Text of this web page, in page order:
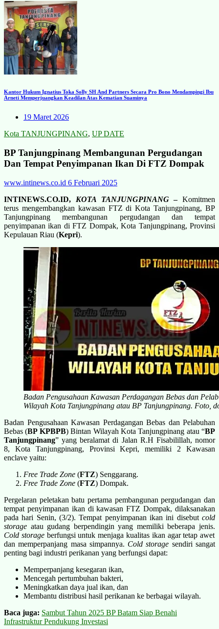
Kantor Hukum Ignatius Toka Solly SH And Partners Secara Pro Bono Mendampingi Ibu
Arneti Memperjuangkan Keadilan Atas Kematian Suaminya
19 Maret 2026
Kota TANJUNGPINANG, UP DATE
BP Tanjungpinang Membangunan Pergudangan
Dan Tempat Penyimpanan Ikan Di FTZ Dompak
www.intinews.co.id 6 Februari 2025
INTINEWS.CO.ID, KOTA TANJUNGPINANG–Komitmen
terus mengembangkan kawasan FTZ di Kota Tanjungpinang, BP
Tanjungpinang membangunan pergudangan dan tempat
penyimpanan ikan di FTZ Dompak, Kota Tanjungpinang, Provinsi
Kepulauan Riau (Kepri).
Badan Pengusahaan Kawasan Perdagangan Bebas dan
Wilayah Kota Tanjungpinang atau BP Tanjungpinang. Foto,
Badan Pengusahaan Kawasan Perdagangan Bebas dan Pelabuhan
Bebas (BP KPBPB) Bintan Wilayah Kota Tanjungpinang atau “BP
Tanjungpinang” yang beralamat di Jalan R.H Fisabilillah, nomor
8, Kota Tanjungpinang, Provinsi Kepri, memiliki 2 Kawasan
enclave yaitu:
Free Trade Zone (FTZ) Senggarang.
Free Trade Zone (FTZ) Dompak.
Pergelaran peletakan batu pertama pembangunan pergudangan dan
tempat penyimpanan ikan di kawasan FTZ Dompak, dilaksanakan
pada hari Senin, (3/2). Tempat penyimpanan ikan ini disebut cold
storage atau gudang berpendingin yang memiliki beberapa jenis.
Cold storageberfungsi untuk menjaga kualitas ikan agar tetap awet
dan memperpanjang masa simpannya. Cold storage sendiri sangat
penting bagi industri perikanan yang berfungsi dapat:
Memperpanjang kesegaran ikan,
Mencegah pertumbuhan bakteri,
Meningkatkan daya jual ikan, dan
Membantu distribusi hasil perikanan ke berbagai wilayah.
Baca juga: Sambut Tahun 2025 BP Batam Siap Benahi
Infrastruktur Pendukung Investasi